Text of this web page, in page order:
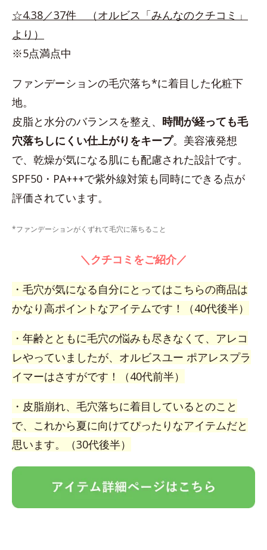
☆4.38／37件 （オルビス「みんなのクチコミ」
より）
※5点満点中
ファンデーションの毛穴落ち*に着目した化粧下
地。
皮脂と水分のバランスを整え、 時間が経っても毛
穴落ちしにくい仕上がりをキープ。美容液発想
で、乾燥が気になる肌にも配慮された設計です。
SPF50・PA+++で紫外線対策も同時にできる点が
評価されています。
*ファンデーションがくずれて毛穴に落ちること
＼クチコミをご紹介／
・毛穴が気になる自分にとってはこちらの商品は
かなり高ポイントなアイテムです！（40代後半）
・年齢とともに毛穴の悩みも尽きなくて、アレコ
レやっていましたが、オルビスユー ポアレスプラ
イマーはさすがです！（40代前半）
・皮脂崩れ、毛穴落ちに着目しているとのこと
で、これから夏に向けてぴったりなアイテムだと
思います。（30代後半）